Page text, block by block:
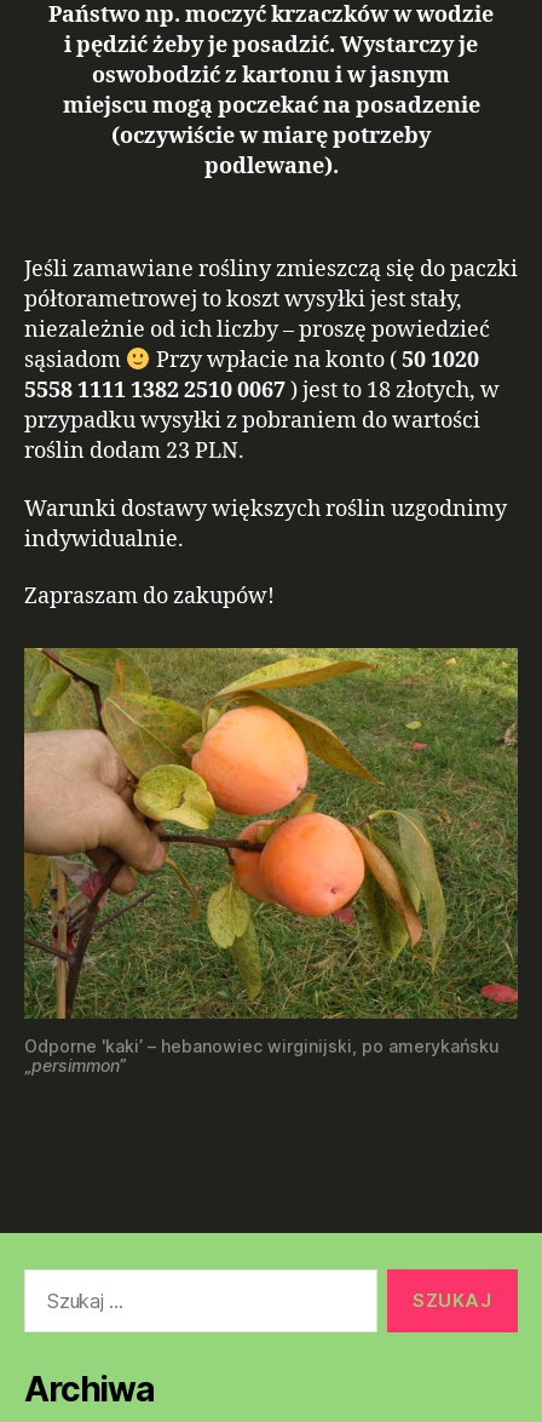
Państwo np. moczyć krzaczków w wodzie
i pędzić żeby je posadzić. Wystarczy je
oswobodzić z kartonu i w jasnym
miejscu mogą poczekać na posadzenie
(oczywiście w miarę potrzeby
podlewane).
Jeśli zamawiane rośliny zmieszczą się do paczki
półtorametrowej to koszt wysyłki jest stały,
niezależnie od ich liczby – proszę powiedzieć
sąsiadom
Przy wpłacie na konto (50 1020
5558 1111 1382 2510 0067) jest to 18 złotych, w
przypadku wysyłki z pobraniem do wartości
roślin dodam 23 PLN.
Warunki dostawy większych roślin uzgodnimy
indywidualnie.
Zapraszam do zakupów!
Odporne 'kaki’ – hebanowiec wirginijski, po amerykańsku
persimmon”
Archiwa